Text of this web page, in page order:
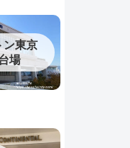
ン東京
場